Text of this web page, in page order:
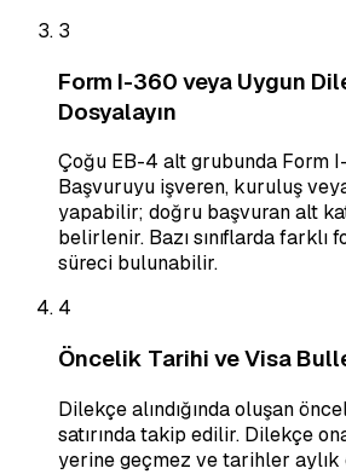
3
Form I-360 veya Uygun
Dosyalayın
Çoğu EB-4 alt grubunda Form
Başvuruyu işveren, kuruluş
yapabilir; doğru başvuran alt
belirlenir. Bazı sınıflarda farklı
süreci bulunabilir.
4
Öncelik Tarihi ve Visa
Dilekçe alındığında oluşan
satırında takip edilir. Dilekçe
yerine geçmez ve tarihler